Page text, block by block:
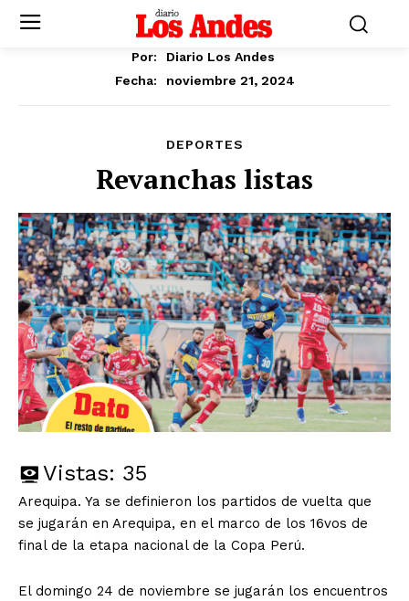
Por:
Diario Los Andes
Fecha:
noviembre 21, 2024
DEPORTES
Revanchas listas
Vistas: 35
Arequipa. Ya se definieron los partidos de vuelta que
se jugarán en Arequipa, en el marco de los 16vos de
final de la etapa nacional de la Copa Perú.
El domingo 24 de noviembre se jugarán los encuentros